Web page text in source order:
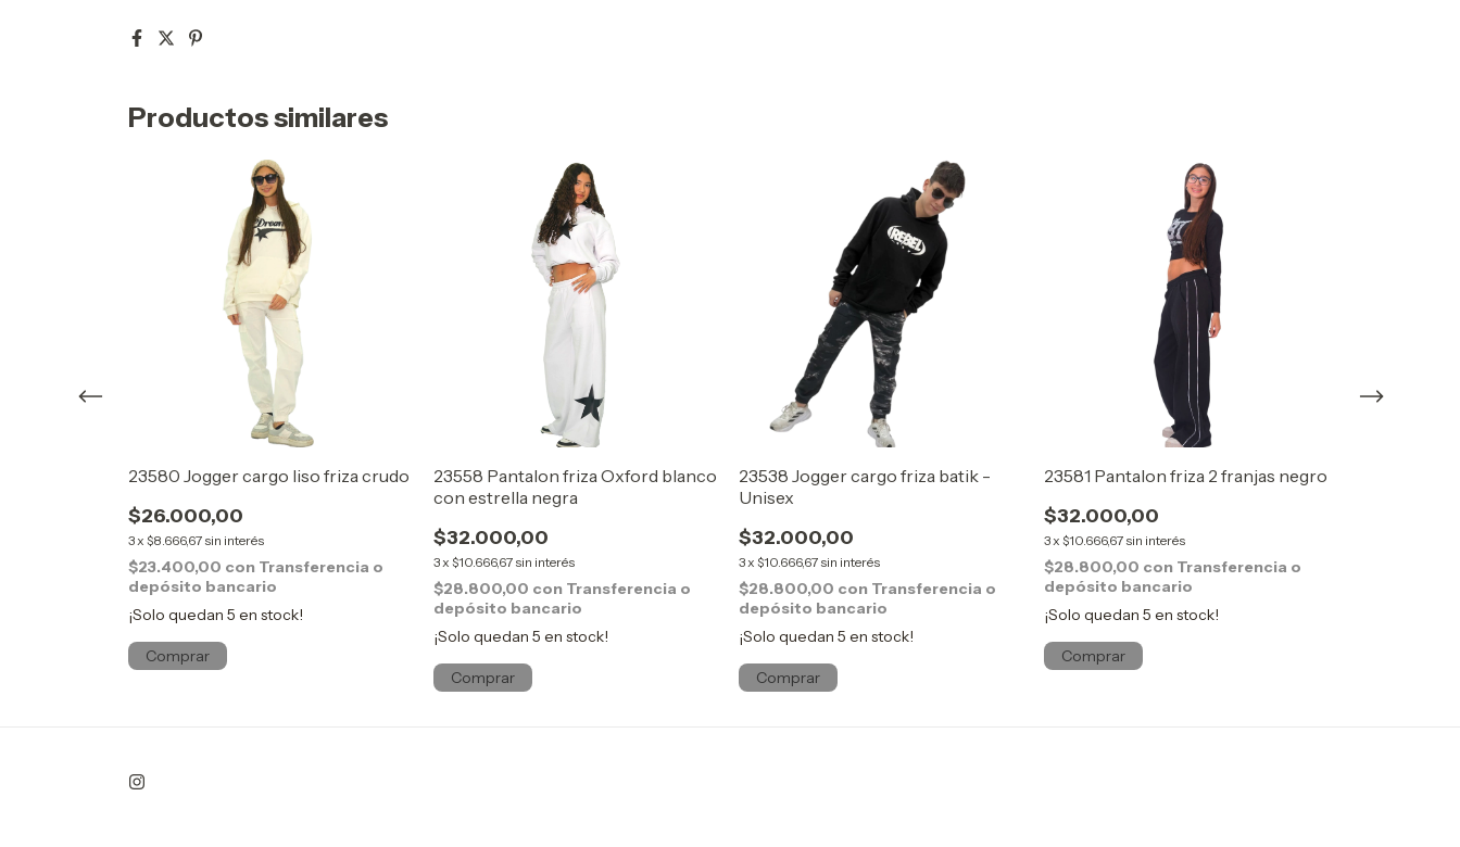
Productos similares
23580 Jogger cargo liso friza crudo
$26.000,00
3x $8.666,67 sin interés
$23.400,00 con Transferencia o
depósito bancario
¡Solo quedan 5 en stock!
Comprar
23558 Pantalon friza Oxford blanco
con estrella negra
$32.000,00
3x $10.666,67 sin interés
$28.800,00 con Transferencia o
depósito bancario
¡Solo quedan 5 en stock!
Comprar
23538 Jogger cargo friza batik -
Unisex
$32.000,00
3x $10.666,67 sin interés
$28.800,00 con Transferencia o
depósito bancario
¡Solo quedan 5 en stock!
Comprar
23581 Pantalon friza 2 franjas negro
$32.000,00
3x $10.666,67 sin interés
$28.800,00 con Transferencia o
depósito bancario
¡Solo quedan 5 en stock!
Comprar